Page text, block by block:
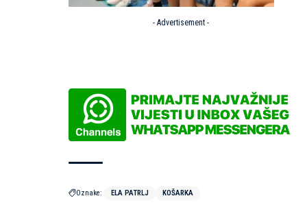
- Advertisement -
Oznake: ELA PATRLJ KOŠARKA